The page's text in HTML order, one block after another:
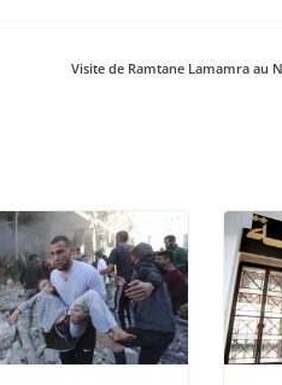
Visite de Ramtane Lamamra au